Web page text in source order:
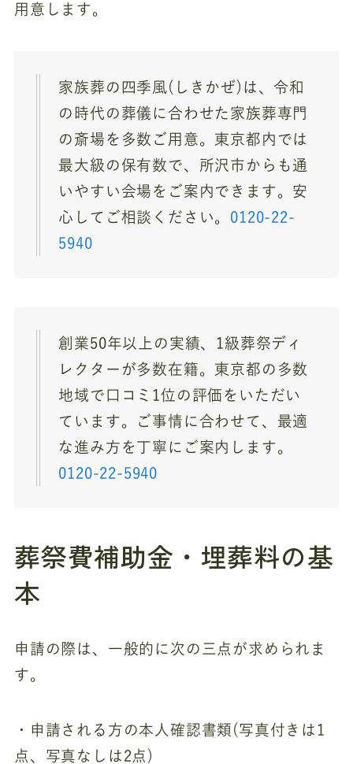
用意します。
家族葬の四季風(しきかぜ)は、令和
の時代の葬儀に合わせた家族葬専門
の斎場を多数ご用意。東京都内では
最大級の保有数で、所沢市からも通
いやすい会場をご案内できます。安
心してご相談ください。 0120-22-
5940
創業50年以上の実績、1級葬祭ディ
レクターが多数在籍。東京都の多数
地域で口コミ1位の評価をいただい
ています。ご事情に合わせて、最適
な進み方を丁寧にご案内します。
0120-22-5940
葬祭費補助金・埋葬料の基
本
申請の際は、一般的に次の三点が求められま
す。
・申請される方の本人確認書類(写真付きは1
点、写真なしは2点)